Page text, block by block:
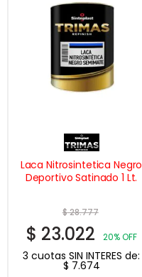
Laca Nitrosintetica Negro
Deportivo Satinado 1 Lt.
$28.777
$ 23.022 20% OFF
3 cuotas SIN INTERES de:
$ 7.674